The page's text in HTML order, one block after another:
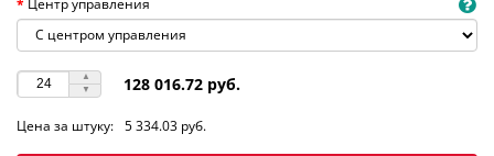
128 016.72 руб.
Цена за штуку: 5 334.03 руб.